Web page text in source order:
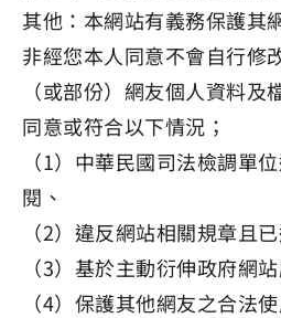
其他：本網站有義務保護其
非經您本人同意不會自行修
（或部份）網友個人資料
同意或符合以下情況；
（1）中華民國司法檢調單
閱、
（2）違反網站相關規章且
（3）基於主動衍伸政府網
（4）保護其他網友之合法